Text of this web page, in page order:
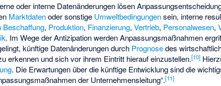
oder interne Datenänderungen lösen
Marktdatenoder sonstige Umweltbedingungensein, interne
Beschaffung, Produktion, Finanzierung,Vertrieb, Personalwesen,
. Im Wege der Antizipation werden Anpassungsmaßnahmen
künftige Datenänderungen durch Prognosedes
erkennen und sich vor ihrem Eintritt hierauf einzustellen.[10]
. Die Erwartungen über die künftige Entwicklung sind die
der Unternehmensleitung“.[11]